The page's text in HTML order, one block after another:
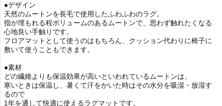
●デザイン
天然のムートンを長毛で使用したふわふわのラグ。
指が埋もれる程ボリュームのあるムートンで、思わず触れたくなる
心地良い手触りです。
フロアマットとして使うのはもちろん、クッション代わりに椅子に
敷いて使うこともできます。
●素材
どの繊維よりも保温効果が高いといわれているムートンは、
寒いときは保温し、暑くて汗をかいた時はその水分を吸湿・放湿す
るので
1年を通して快適に使えるラグマットです。